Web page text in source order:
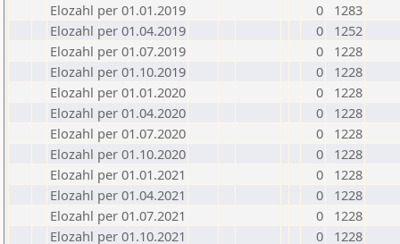
Elozahl per 01.01.2019
0
1283
Elozahl per 01.04.2019
0
1252
Elozahl per 01.07.2019
0
1228
Elozahl per 01.10.2019
0
1228
Elozahl per 01.01.2020
0
1228
Elozahl per 01.04.2020
0
1228
Elozahl per 01.07.2020
0
1228
Elozahl per 01.10.2020
0
1228
Elozahl per 01.01.2021
0
1228
Elozahl per 01.04.2021
0
1228
Elozahl per 01.07.2021
0
1228
Elozahl per 01.10.2021
0
1228